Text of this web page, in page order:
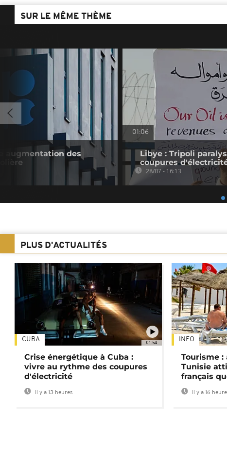
SUR LE MÊME THÈME
augmentation des
01:06
Libye : Tripoli
coupures
28/07 - 16:13
PLUS D'ACTUALITÉS
01:54
CUBA
Crise énergétique à Cuba :
vivre au rythme des coupures
d'électricité
Il y a 13 heures
INFO
Tourisme :
Tunisie
français
Il y a 16